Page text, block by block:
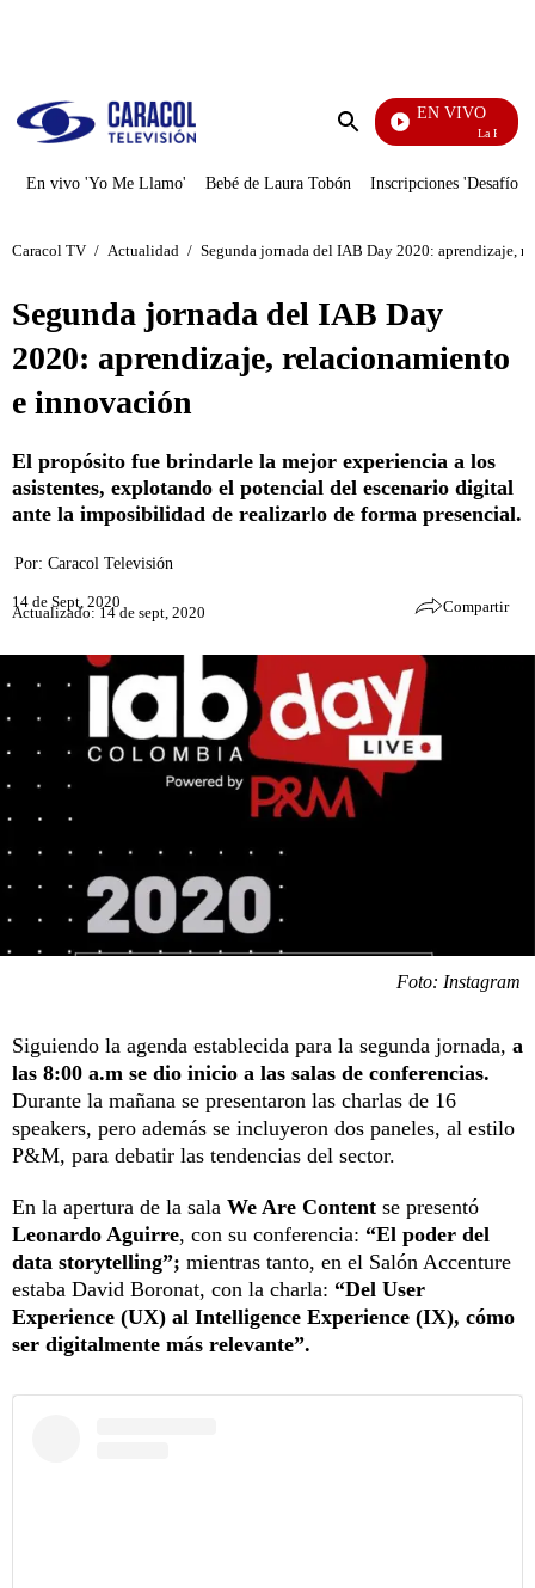
Enviar
EN VIVO
La Finca De Hoy
En vivo 'Yo Me Llamo' Bebé de Laura Tobón Inscripciones 'Desafío'
Caracol TV / Actualidad / Segunda jornada del IAB Day 2020: aprendizaje,
Segunda jornada del IAB Day
2020: aprendizaje, relacionamiento
e innovación
El propósito fue brindarle la mejor experiencia a los
asistentes, explotando el potencial del escenario digital
ante la imposibilidad de realizarlo de forma presencial.
Por: Caracol Televisión
14 de Sept, 2020
Actualizado: 14 de sept, 2020 Compartir
Foto: Instagram
Siguiendo la agenda establecida para la segunda jornada, a
las 8:00 a.m se dio inicio a las salas de conferencias.
Durante la mañana se presentaron las charlas de 16
speakers, pero además se incluyeron dos paneles, al estilo
P&M, para debatir las tendencias del sector.
En la apertura de la sala We Are Content se presentó
Leonardo Aguirre, con su conferencia: “El poder del
data storytelling”; mientras tanto, en el Salón Accenture
estaba David Boronat, con la charla: “Del User
Experience (UX) al Intelligence Experience (IX), cómo
ser digitalmente más relevante”.